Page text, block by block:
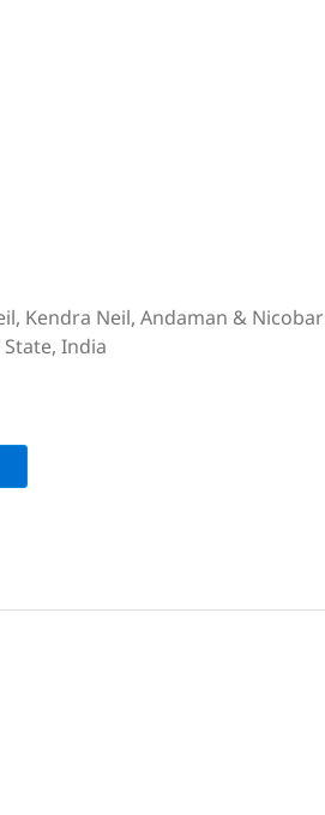
Kendra Neil, Andaman & Nicobar
India